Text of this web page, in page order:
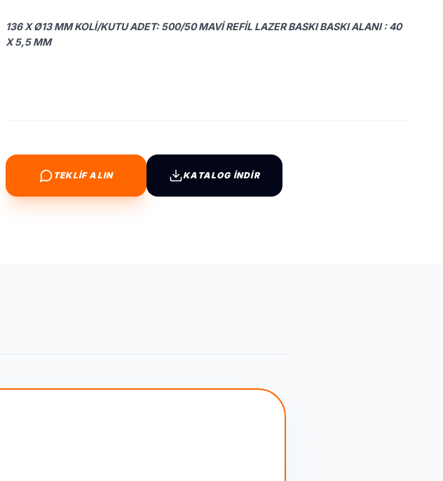
136 X Ø13 MM KOLI/KUTU ADET: 500/50 MAVI REFIL LAZER BASKI BASKI ALANI : 40
X 5,5 MM
TEKLİF ALIN KATALOG İNDİR